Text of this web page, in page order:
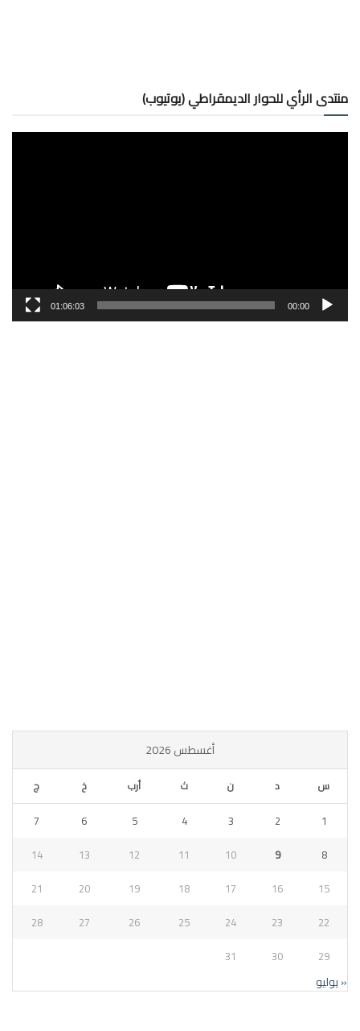
منتدى الرأي للحوار الديمقراطي (يوتيوب)
00:00
01:06:03
أغسطس 2026
س د ن ث أرب خ ج
1
2
3
4
5
6
7
8
9
10
11
12
13
14
15
16
17
18
19
20
21
22
23
24
25
26
27
28
29
30
31
« يوليو